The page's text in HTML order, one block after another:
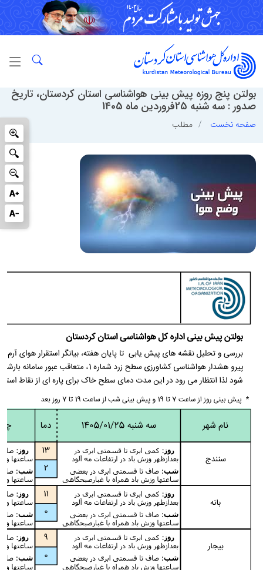
بولتن پنج روزه پیش بینی هواشناسی استان کردستان، تاریخ
صدور : سه شنبه 25فروردین ماه 1405
صفحه نخست مطلب